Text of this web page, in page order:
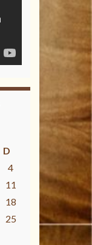
D
4
11
18
25